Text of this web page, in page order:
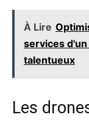
À Lire
services
talentueux
Les